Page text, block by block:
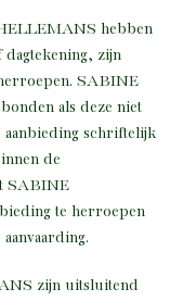
hebben
dagtekening, zijn
SABINE
als deze niet
aanbieding schriftelijk
de
SABINE
te herroepen
zijn uitsluitend